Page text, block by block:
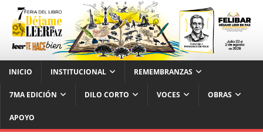
INICIO INSTITUCIONAL REMEMBRANZAS
7MA EDICIÓN DILO CORTO VOCES OBRAS
APOYO